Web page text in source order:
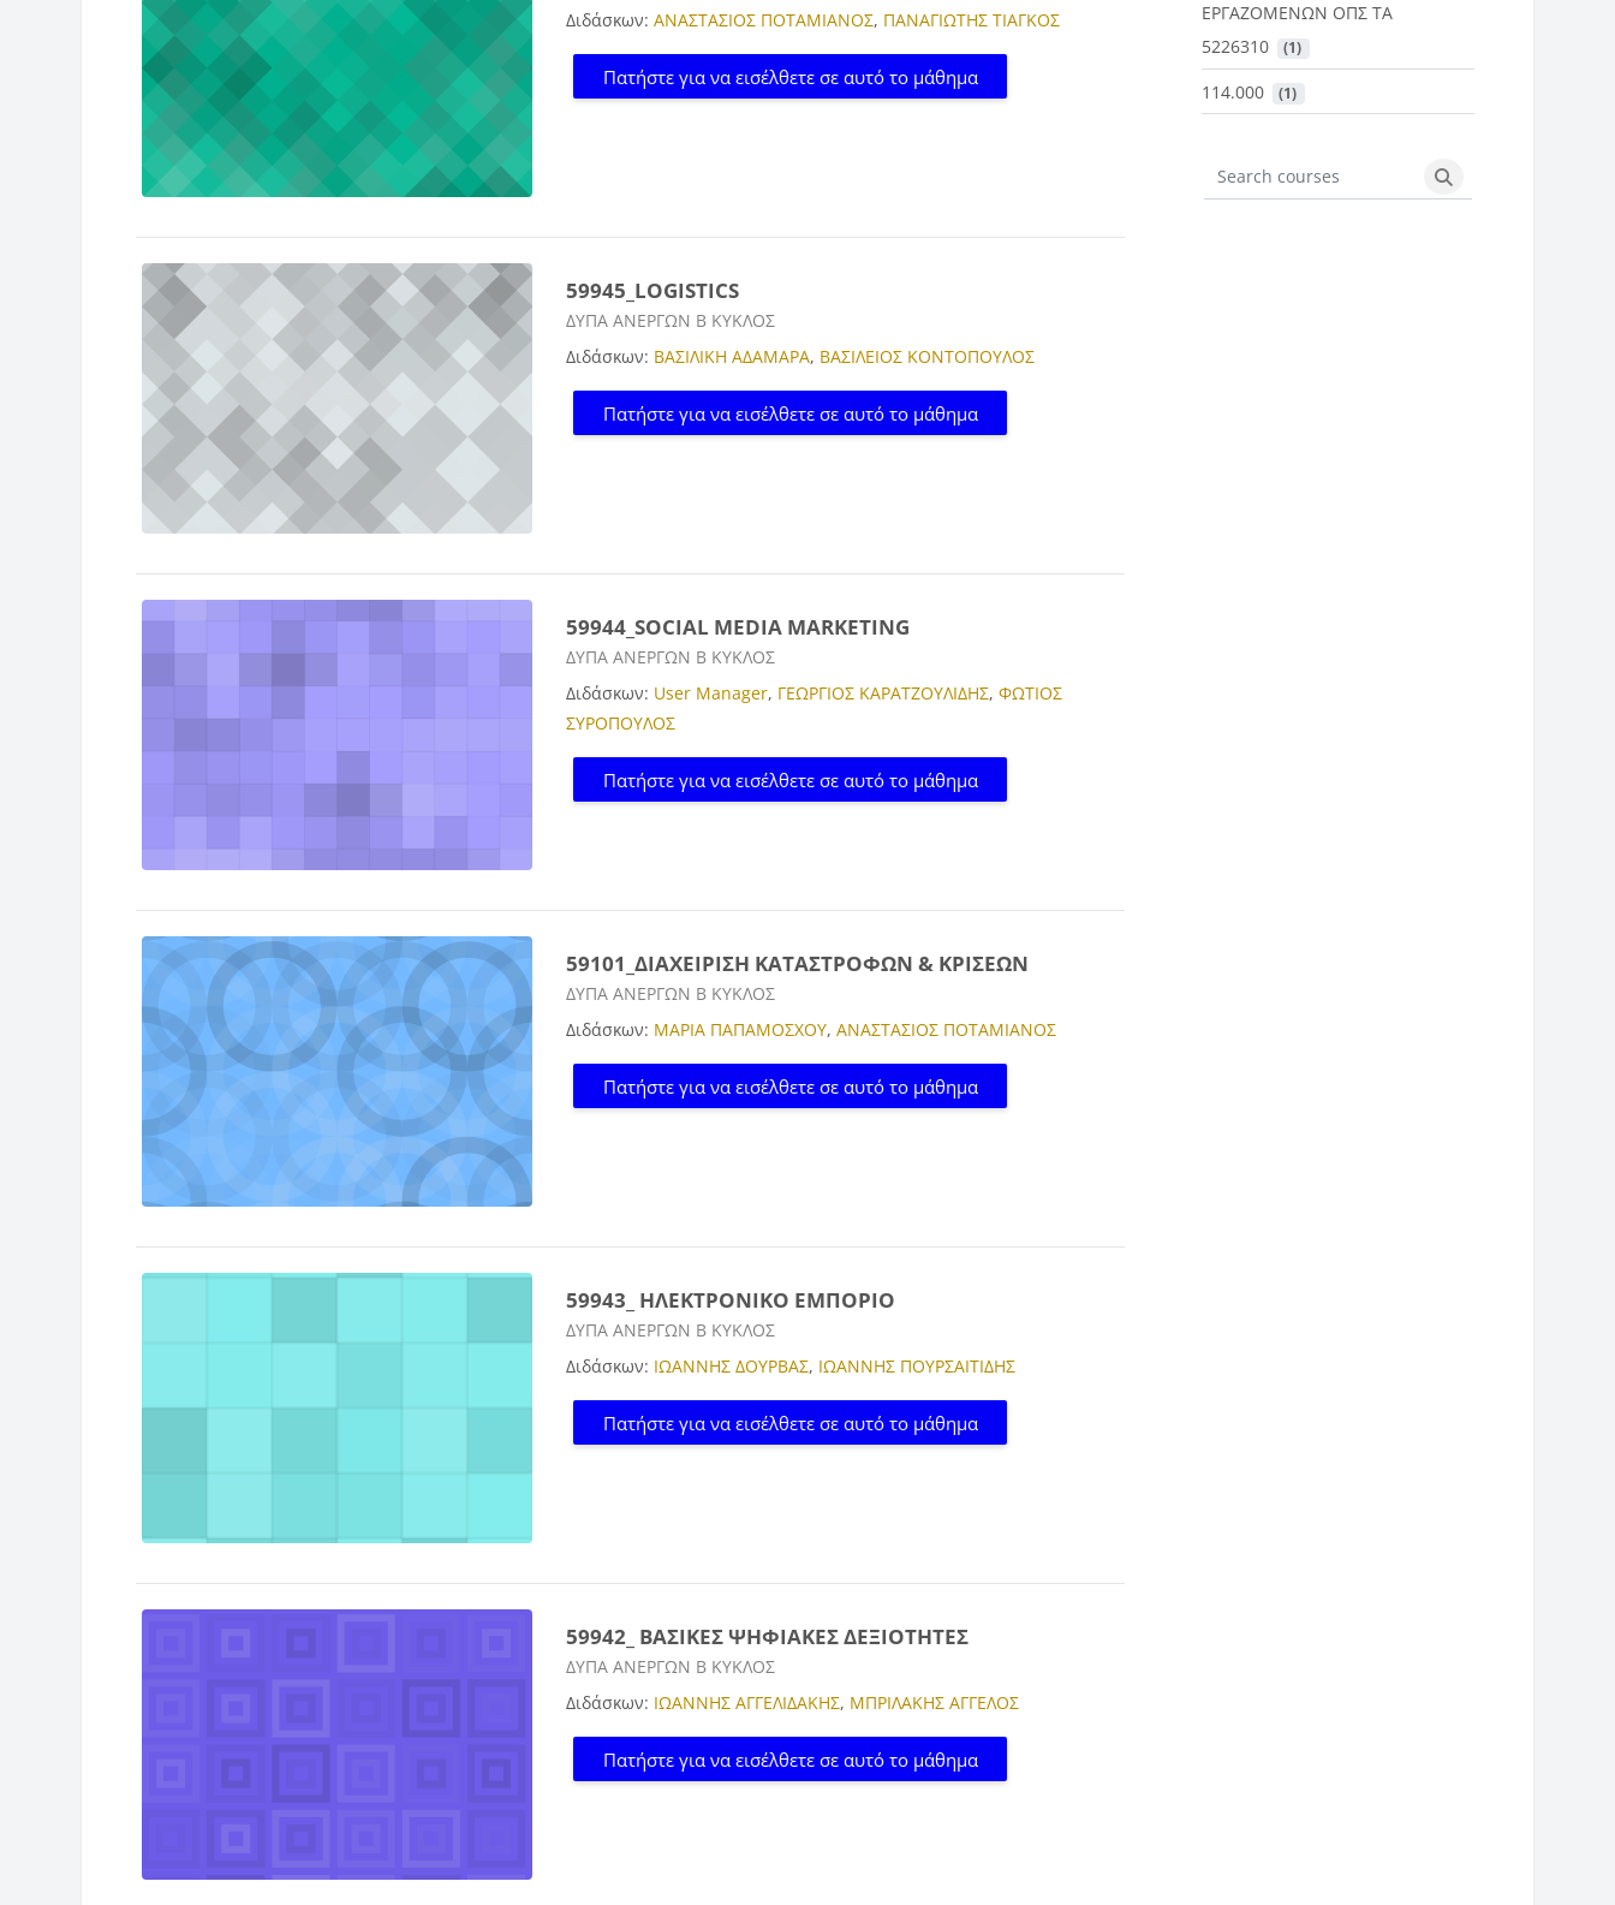
Διδάσκων:ΑΝΑΣΤΑΣΙΟΣ ΠΟΤΑΜΙΑΝΟΣ, ΠΑΝΑΓΙΩΤΗΣ ΤΙΑΓΚΟΣ
Πατήστε για να εισέλθετε σε αυτό το μάθημα
59945_LOGISTICS
Κατηγορία μαθήματος
ΔΥΠΑ ΑΝΕΡΓΩΝ Β ΚΥΚΛΟΣ
Διδάσκων: ΒΑΣΙΛΙΚΗ ΑΔΑΜΑΡΑ, ΒΑΣΙΛΕΙΟΣ ΚΟΝΤΟΠΟΥΛΟΣ
Πατήστε για να εισέλθετε σε αυτό το μάθημα
59944_SOCIAL MEDIA MARKETING
Κατηγορία μαθήματος
ΔΥΠΑ ΑΝΕΡΓΩΝ Β ΚΥΚΛΟΣ
Διδάσκων: User Manager, ΓΕΩΡΓΙΟΣ ΚΑΡΑΤΖΟΥΛΙΔΗΣ,ΦΩΤΙΟΣ
ΣΥΡΟΠΟΥΛΟΣ
Πατήστε για να εισέλθετε σε αυτό το μάθημα
59101_ΔΙΑΧΕΙΡΙΣΗ ΚΑΤΑΣΤΡΟΦΩΝ & ΚΡΙΣΕΩΝ
Κατηγορία μαθήματος
ΔΥΠΑ ΑΝΕΡΓΩΝ Β ΚΥΚΛΟΣ
Διδάσκων: ΜΑΡΙΑ ΠΑΠΑΜΟΣΧΟΥ,ΑΝΑΣΤΑΣΙΟΣ ΠΟΤΑΜΙΑΝΟΣ
Πατήστε για να εισέλθετε σε αυτό το μάθημα
59943_ ΗΛΕΚΤΡΟΝΙΚΟ ΕΜΠΟΡΙΟ
Κατηγορία μαθήματος
ΔΥΠΑ ΑΝΕΡΓΩΝ Β ΚΥΚΛΟΣ
Διδάσκων: ΙΩΑΝΝΗΣ ΔΟΥΡΒΑΣ, ΙΩΑΝΝΗΣ ΠΟΥΡΣΑΙΤΙΔΗΣ
Πατήστε για να εισέλθετε σε αυτό το μάθημα
59942_ ΒΑΣΙΚΕΣ ΨΗΦΙΑΚΕΣ ΔΕΞΙΟΤΗΤΕΣ
Κατηγορία μαθήματος
ΔΥΠΑ ΑΝΕΡΓΩΝ Β ΚΥΚΛΟΣ
Διδάσκων: ΙΩΑΝΝΗΣ ΑΓΓΕΛΙΔΑΚΗΣ, ΜΠΡΙΛΑΚΗΣ ΑΓΓΕΛΟΣ
Πατήστε για να εισέλθετε σε αυτό το μάθημα
ΕΡΓΑΖΟΜΕΝΩΝ ΟΠΣ ΤΑ
5226310
(1)
114.000 (1)
Search courses
Search courses